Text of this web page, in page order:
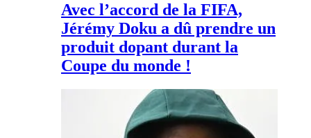
Avec l’accord de la FIFA,
Jérémy Doku a dû prendre un
produit dopant durant la
Coupe du monde !